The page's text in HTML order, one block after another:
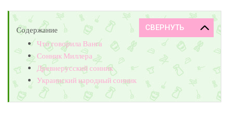
Содержание
Что говорила Ванга
Сонник Миллера
Древнерусский сонник
Украинский народный сонник